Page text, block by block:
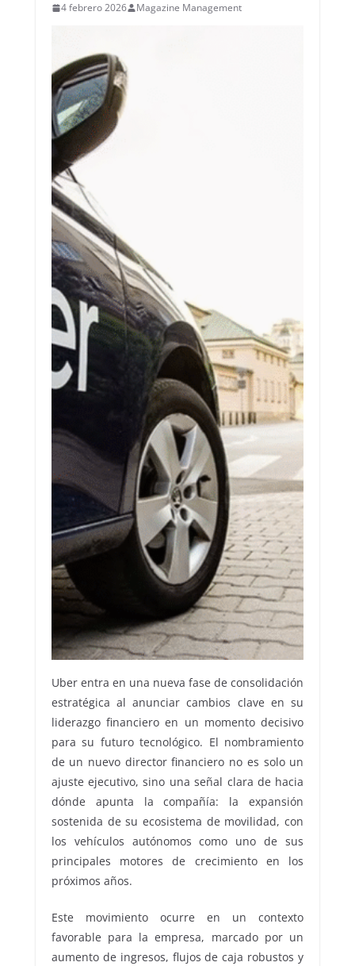
4 febrero 2026 Magazine Management
Uber entra en una nueva fase de consolidación
estratégica al anunciar cambios clave en su
liderazgo financiero en un momento decisivo
para su futuro tecnológico. El nombramiento
de un nuevo director financiero no es solo un
ajuste ejecutivo, sino una señal clara de hacia
dónde apunta la compañía: la expansión
sostenida de su ecosistema de movilidad, con
los vehículos autónomos como uno de sus
principales motores de crecimiento en los
próximos años.
Este movimiento ocurre en un contexto
favorable para la empresa, marcado por un
aumento de ingresos, flujos de caja robustos y